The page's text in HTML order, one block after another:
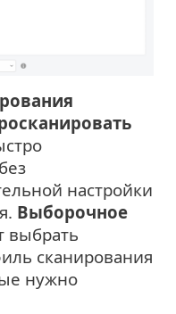
настройки
Выборочное
выбрать
сканирования
нужно